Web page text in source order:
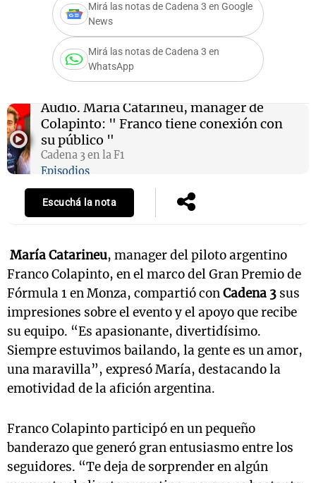
Mirá las notas de Cadena 3 en Google
News
Mirá las notas de Cadena 3 en
WhatsApp
Audio. María Catarineu, manager de
Colapinto: " Franco tiene conexión con
su público "
Cadena 3 en la F1
Episodios
Escuchá la nota
María Catarineu, manager del piloto argentino
Franco Colapinto, en el marco del Gran Premio de
Fórmula 1 en Monza, compartió conCadena 3 sus
impresiones sobre el evento y el apoyo que recibe
su equipo. “Es apasionante, divertidísimo.
Siempre estuvimos bailando, la gente es un amor,
una maravilla”, expresó María, destacando la
emotividad de la afición argentina.
Franco Colapinto participó en un pequeño
banderazo que generó gran entusiasmo entre los
seguidores. “Te deja de sorprender en algún
Notas
Mundial 2026
Notas
La Sole en
Cadena 3